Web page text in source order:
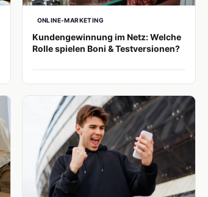
ONLINE-MARKETING
Kundengewinnung im Netz: Welche
Rolle spielen Boni & Testversionen?